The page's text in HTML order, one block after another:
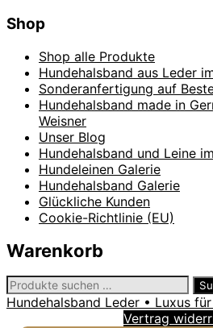
Shop
Shop alle Produkte
Hundehalsband aus Leder
Sonderanfertigung auf
Hundehalsband made in
Weisner
Unser Blog
Hundehalsband und Leine
Hundeleinen Galerie
Hundehalsband Galerie
Glückliche Kunden
Cookie-Richtlinie (EU)
Warenkorb
Suchen
nach:
Hundehalsband Leder • Luxus
Vertrag